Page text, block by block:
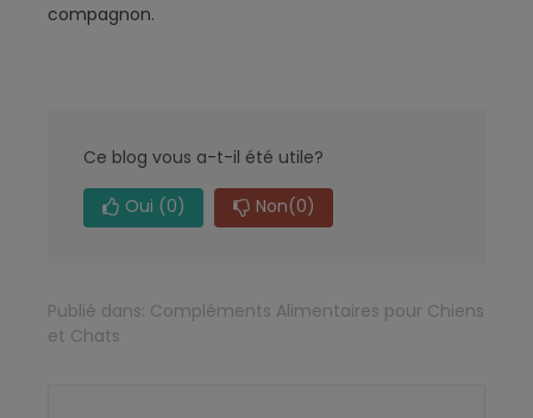
compagnon.
Ce blog vous a-t-il été utile?
Oui (0) Non(0)
Publié dans: Compléments Alimentaires pour Chiens
et Chats